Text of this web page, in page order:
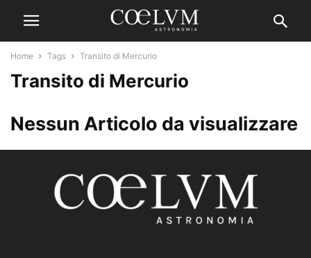
Home Tags Transito di Mercurio
Transito di Mercurio
Nessun Articolo da visualizzare